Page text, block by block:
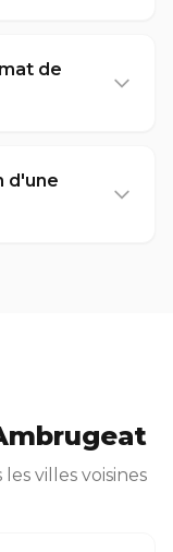
de
d'une
villes voisines